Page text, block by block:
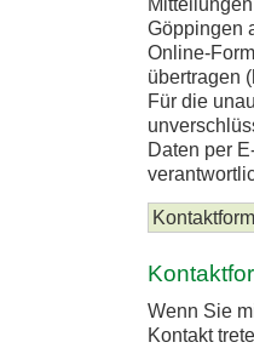
Göppingen
Online-
übertragen
Für die
Daten per
Wenn Sie
Kontakt